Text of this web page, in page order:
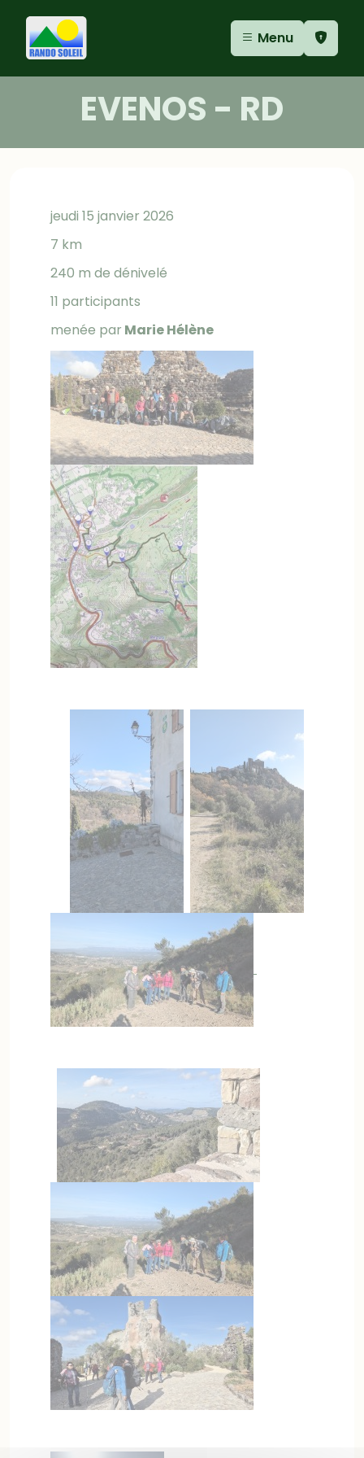
Menu
EVENOS - RD
jeudi 15 janvier 2026
7 km
240 m de dénivelé
11 participants
menée par Marie Hélène